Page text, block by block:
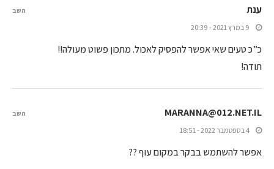
ענת
9 במרץ 2021 - 20:39
כ”כ טעים שאי אפשר להפסיק לאכול. מתכון פשוט מעולה!!
תודה!
השב
MARANNA@012.NET.IL
4 בספטמבר 2022 - 18:51
אפשר להשתמש בבקר במקום עוף ??
השב